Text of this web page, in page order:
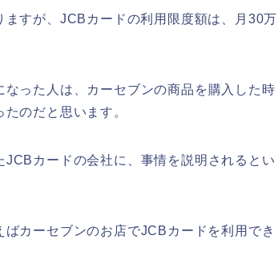
すが、JCBカードの利用限度額は、月30万
った人は、カーセブンの商品を購入した時
のだと思います。
カードの会社に、事情を説明されるとい
カーセブンのお店でJCBカードを利用でき